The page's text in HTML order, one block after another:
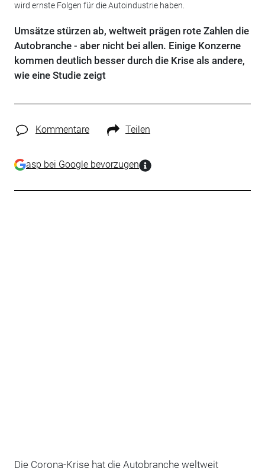
wird ernste Folgen für die Autoindustrie haben.
Umsätze stürzen ab, weltweit prägen rote Zahlen die
Autobranche - aber nicht bei allen. Einige Konzerne
kommen deutlich besser durch die Krise als andere,
wie eine Studie zeigt
Kommentare Teilen
asp bei Google bevorzugen
Die Corona-Krise hat die Autobranche weltweit